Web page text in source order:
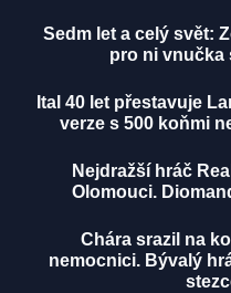
Sedm let a celý svět:
pro ni vnučka
Ital 40 let přestavuje
verze s 500 koňmi
Nejdražší hráč
Olomouci.
Chára srazil na
nemocnici. Bývalý